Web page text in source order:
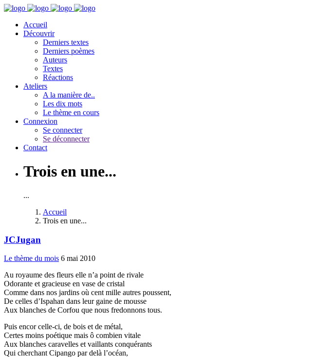
Accueil
Découvrir
Derniers textes
Derniers poèmes
Auteurs
Textes
Réactions
Ateliers
A la manière de..
Les dix mots
Le thème en cours
Connexion
Se connecter
Se déconnecter
Contact
Trois en une...
...
Accueil
Trois en une...
JCJugan
Le thème du mois 6 mai 2010
Au royaume des fleurs elle n’a point de rivale
Odorante et gracieuse en vase de cristal
Comme dans nos jardins où cent mille autres poussent,
De celles d’Ispahan dans leur gaine de mousse
Aux blanches de Corfou que nous fredonnons tous.
Puis encor celle-ci, de bois et de métal,
Certes moins poétique mais ô combien vitale
Aux blanches caravelles et vaillants conquérants
Qui cherchant Cipango par delà l’océan,